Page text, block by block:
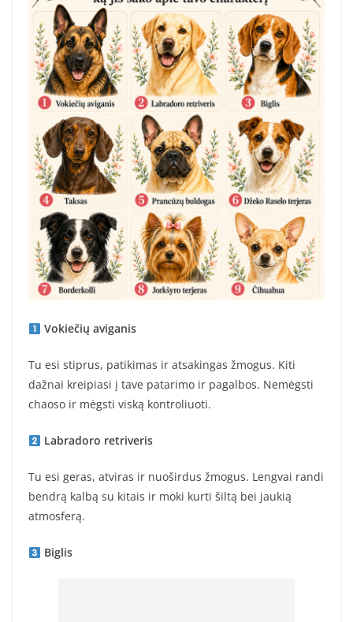
Vokiečių aviganis
Tu esi stiprus, patikimas ir atsakingas žmogus. Kiti
dažnai kreipiasi į tave patarimo ir pagalbos. Nemėgsti
chaoso ir mėgsti viską kontroliuoti.
Labradoro retriveris
Tu esi geras, atviras ir nuoširdus žmogus. Lengvai randi
bendrą kalbą su kitais ir moki kurti šiltą bei jaukią
atmosferą.
Biglis